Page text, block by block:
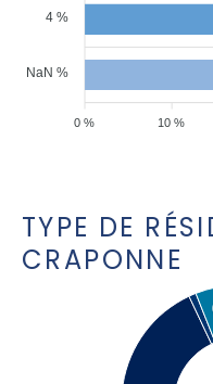
4 %
NaN %
10 %
0 %
TYPE DE
CRAPONNE